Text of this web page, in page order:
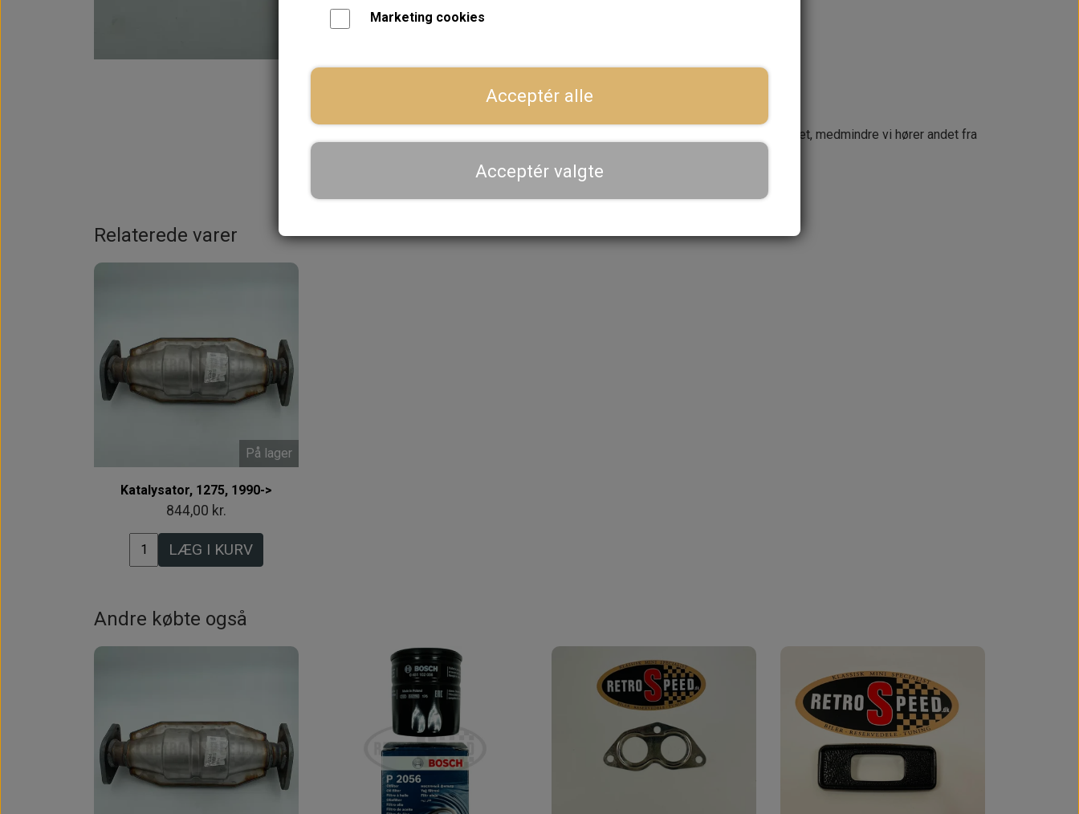
Dansk webshop, kundeservice og lager
Hurtig levering - sendes ofte samme dag og leveres næste dag
Se aktuel leveringstid på varen - vi afsender altid hele din ordre samlet, medmindre vi hører andet fra
Priser er inkl. moms
Relaterede varer
På lager
Katalysator, 1275, 1990->
844,00 kr.
LÆG I KURV
Andre købte også
Marketing cookies
Acceptér alle
Acceptér valgte